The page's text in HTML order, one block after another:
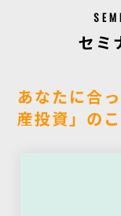
セミ
あなたに合
産投資」の